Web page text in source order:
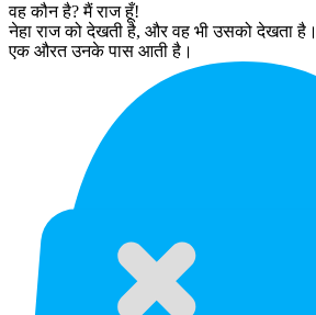
वह कौन है? मैं राज हूँ!
नेहा राज को देखती है, और वह भी उसको देखता है।
एक औरत उनके पास आती है।